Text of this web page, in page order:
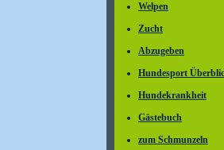
Welpen
Zucht
Abzugeben
Hundesport
Hundekrankheit
Gästebuch
zum Schmunzeln